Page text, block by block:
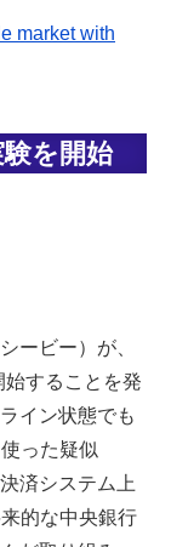
market with
を開始
ービー）が、
することを発
イン状態でも
った疑似
済システム上
的な中央銀行